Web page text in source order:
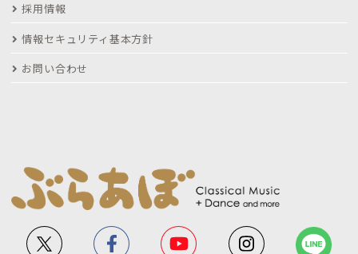
採用情報
情報セキュリティ基本方針
お問い合わせ